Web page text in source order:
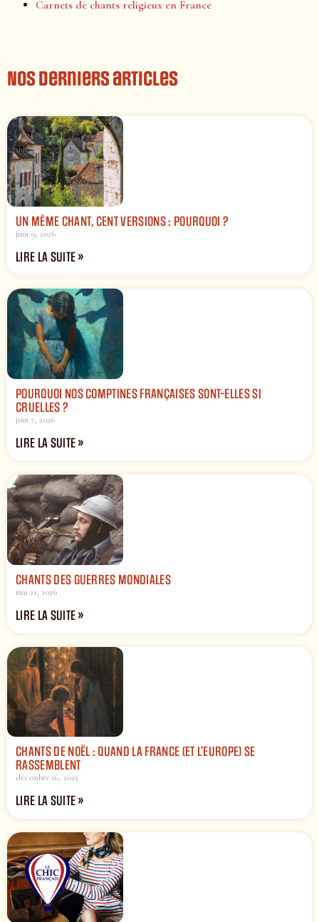
Carnets de chants religieux en France
Nos derniers articles
UN MÊME CHANT, CENT VERSIONS : POURQUOI ?
juin 9, 2026
LIRE LA SUITE »
POURQUOI NOS COMPTINES FRANÇAISES SONT-ELLES SI
CRUELLES ?
juin 7, 2026
LIRE LA SUITE »
CHANTS DES GUERRES MONDIALES
mai 21, 2026
LIRE LA SUITE »
CHANTS DE NOËL : QUAND LA FRANCE (ET L’EUROPE) SE
RASSEMBLENT
décembre 16, 2025
LIRE LA SUITE »